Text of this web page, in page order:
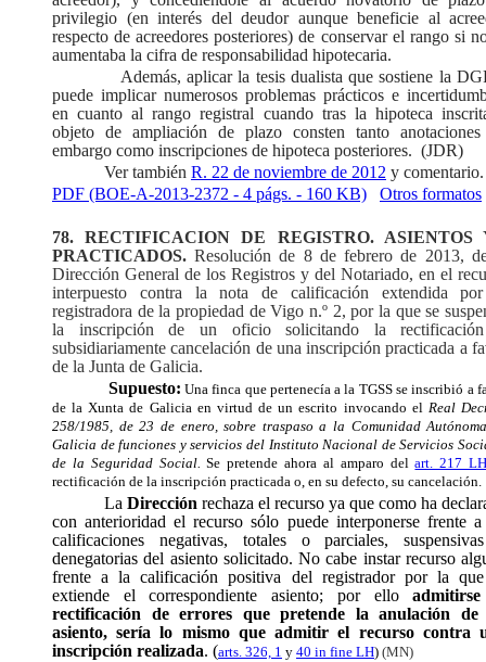
privilegio (en interés del deudor aunque beneficie al
respecto de acreedores posteriores) de conservar el rango si
aumentaba la cifra de responsabilidad hipotecaria.
Además, aplicar la tesis dualista que sostiene la
puede implicar numerosos problemas prácticos e
en cuanto al rango registral cuando tras la hipoteca
objeto de ampliación de plazo consten tanto
embargo como inscripciones de hipoteca posteriores. (JDR)
Ver también R. 22 de noviembre de 2012 y comentario.
PDF (BOE-A-2013-2372 - 4 págs. - 160 KB)
Otros formatos
78. RECTIFICACION DE REGISTRO. ASIENTOS
PRACTICADOS. Resolución de 8 de febrero de 2013,
Dirección General de los Registros y del Notariado, en el
interpuesto contra la nota de calificación extendida
registradora de la propiedad de Vigo n.º 2, por la que se
la inscripción de un oficio solicitando la
subsidiariamente cancelación de una inscripción practicada a
de la Junta de Galicia.
Supuesto: Una finca que pertenecía a la TGSS se inscribió a
de la Xunta de Galicia en virtud de un escrito invocando el Real
258/1985, de 23 de enero, sobre traspaso a la Comunidad
Galicia de funciones y servicios del Instituto Nacional de Servicios
de la Seguridad Social.Se pretende ahora al amparo delart. 217
rectificación de la inscripción practicada o, en su defecto, su cancelación.
La Dirección rechaza el recurso ya que como ha
con anterioridad el recurso sólo puede interponerse frente a
calificaciones negativas, totales o parciales,
denegatorias del asiento solicitado. No cabe instar recurso
frente a la calificación positiva del registrador por la
extiende el correspondiente asiento; por ello
rectificación de errores que pretende la anulación de
asiento, sería lo mismo que admitir el recurso contra
inscripción realizada. (arts. 326, 1 y 40 in fine LH) (MN)